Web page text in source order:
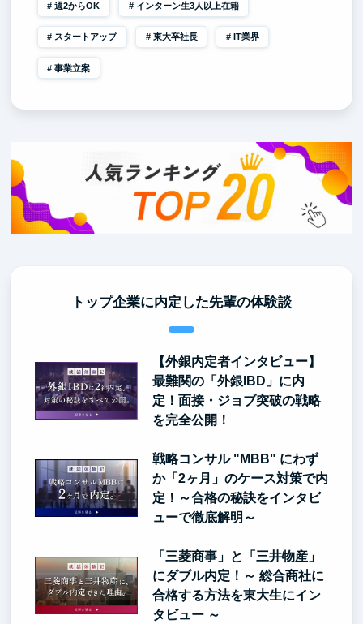
週2からOK インターン生3人以上在籍
スタートアップ 東大卒社長 IT業界
事業立案
トップ企業に内定した先輩の体験談
【外銀内定者インタビュー】
最難関の「外銀IBD」に内
定！面接・ジョブ突破の戦略
を完全公開！
戦略コンサル "MBB" にわず
か「2ヶ月」のケース対策で内
定！～合格の秘訣をインタビ
ューで徹底解明～
「三菱商事」と「三井物産」
にダブル内定！～ 総合商社に
合格する方法を東大生にイン
タビュー ～